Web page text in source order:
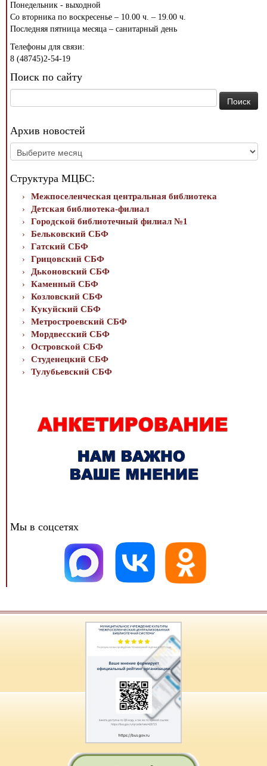
Понедельник - выходной
Со вторника по воскресенье – 10.00 ч. – 19.00 ч.
Последняя пятница месяца – санитарный день
Телефоны для связи:
8 (48745)2-54-19
Поиск по сайту
Архив новостей
Архив
новостей
Структура МЦБС:
Межпоселенческая центральная библиотека
Детская библиотека-филиал
Городской библиотечный филиал №1
Бельковский СБФ
Гатский СБФ
Грицовский СБФ
Дьконовский СБФ
Каменный СБФ
Козловский СБФ
Кукуйский СБФ
Метростроевский СБФ
Мордвесский СБФ
Островской СБФ
Студенецкий СБФ
Тулубьевский СБФ
Мы в соцсетях